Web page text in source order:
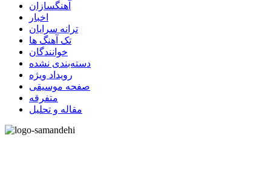
آهنگسازان
اخبار
ترانه سرایان
تک آهنگ ها
خوانندگان
دسته‌بندی نشده
رویداد ویژه
صفحه موسیقی
متفرقه
مقاله و تحلیل